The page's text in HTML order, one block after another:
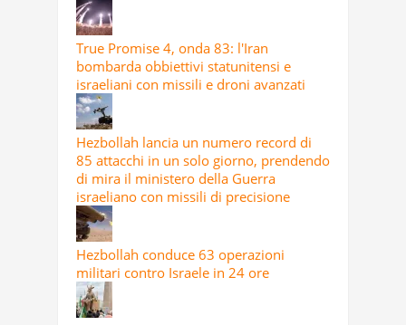
True Promise 4, onda 83: l'Iran
bombarda obbiettivi statunitensi e
israeliani con missili e droni avanzati
Hezbollah lancia un numero record di
85 attacchi in un solo giorno, prendendo
di mira il ministero della Guerra
israeliano con missili di precisione
Hezbollah conduce 63 operazioni
militari contro Israele in 24 ore